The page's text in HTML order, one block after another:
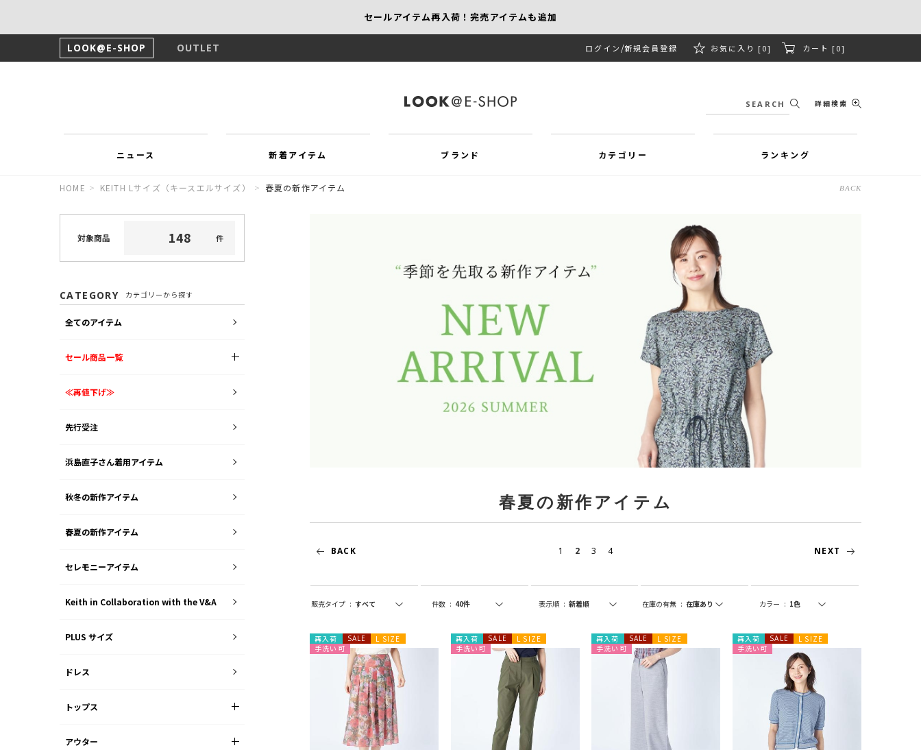
セールアイテム再入荷！完売アイテムも追加
LOOK@E-SHOP OUTLET ログイン 新規会員登録 お気に入り [0] カート [0]
詳細検索
ニュース 新着アイテム ブランド カテゴリー ランキング
HOME > KEITH Lサイズ（キースエルサイズ） > 春夏の新作アイテム BACK
対象商品 148 件
CATEGORY カテゴリーから探す
全てのアイテム
セール商品一覧
≪再値下げ≫
先行受注
浜島直子さん着用アイテム
秋冬の新作アイテム
春夏の新作アイテム
セレモニーアイテム
Keith in Collaboration with the V&A
PLUS サイズ
ドレス
トップス
アウター
春夏の新作アイテム
1 2 3 4
BACK NEXT
販売タイプ : 件数 : 表示順 : 在庫の有無 : カラー :
再入荷 SALE
L SIZE
手洗い可
再入荷 SALE
L SIZE
手洗い可
再入荷 SALE
L SIZE
手洗い可
再入荷 SALE
L SIZE
手洗い可